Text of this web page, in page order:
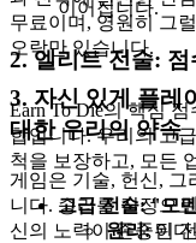
이어집니다.
2. 엘리트 전술: 점
Earn To Die의 핵심
합입니다. 우리의 고
척을 보장하고, 모든
고급 전술: "모
원리:이
무료이며, 영원히 그
오락만 있습니다.
3. 자신 있게 플레
대한 우리의 약속
게임은 기술, 헌신, 그
니다. 승리를 진정으
신의 노력이 존중된